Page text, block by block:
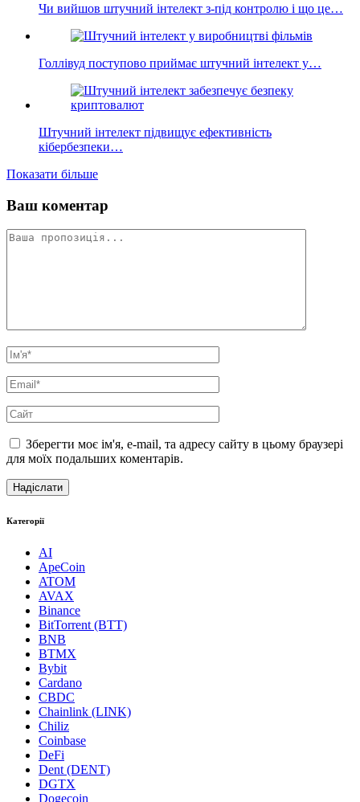
Чи вийшов штучний інтелект з-під контролю і що це…
Голлівуд поступово приймає штучний інтелект у…
Штучний інтелект підвищує ефективність
кібербезпеки…
Показати більше
Ваш коментар
Зберегти моє ім'я, e-mail, та адресу сайту в цьому браузері
для моїх подальших коментарів.
Категорії
AI
ApeCoin
ATOM
AVAX
Binance
BitTorrent (BTT)
BNB
BTMX
Bybit
Cardano
CBDC
Chainlink (LINK)
Chiliz
Coinbase
DeFi
Dent (DENT)
DGTX
Dogecoin